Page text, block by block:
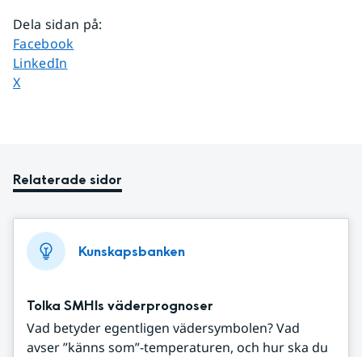
Dela sidan på:
Dela sidan på
Facebook
Dela sidan på
LinkedIn
Dela sidan på
X
Relaterade sidor
Kunskapsbanken
Tolka SMHIs väderprognoser
Vad betyder egentligen vädersymbolen? Vad
avser ”känns som”-temperaturen, och hur ska du